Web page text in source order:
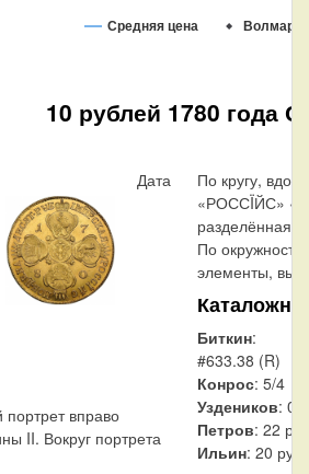
Средняя цена Волмар
10 рублей 1780 года
Дата
вправо
II. Вокруг портрета
По кругу,
«РОССÏЙС»
разделённая
По
элементы,
Биткин:
#633.38 (R)
Конрос: 5/4
Уздеников:
Петров: 22
Ильин: 20